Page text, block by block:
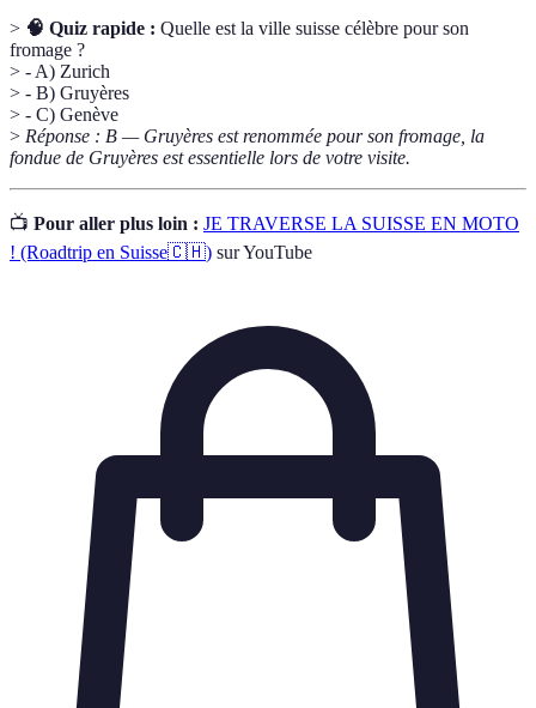
> 🧠 Quiz rapide : Quelle est la ville suisse célèbre pour son
fromage ?
> - A) Zurich
> - B) Gruyères
> - C) Genève
> Réponse : B — Gruyères est renommée pour son fromage, la
fondue de Gruyères est essentielle lors de votre visite.
📺 Pour aller plus loin : JE TRAVERSE LA SUISSE EN MOTO
! (Roadtrip en Suisse🇨🇭) sur YouTube